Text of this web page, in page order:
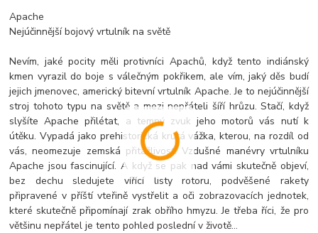
Apache
Nejúčinnější bojový vrtulník na světě
Nevím, jaké pocity měli protivníci Apachů, když tento indiánský
kmen vyrazil do boje s válečným pokřikem, ale vím, jaký děs budí
jejich jmenovec, americký bitevní vrtulník Apache. Je to nejúčinnější
stroj tohoto typu na světě a mezi nepřáteli šíří hrůzu. Stačí, když
slyšíte Apache přilétat, a temný zvuk jeho motorů vás nutí k
útěku. Vypadá jako prehistorická krutá vážka, kterou, na rozdíl od
vás, neomezuje zemská přitažlivost. Vzdušné manévry vrtulníku
Apache jsou fascinující. A když se pak nad vámi skutečně objeví,
bez dechu sledujete vířící listy rotoru, podvěšené rakety
připravené v příští vteřině vystřelit a oči zobrazovacích jednotek,
které skutečně připomínají zrak obřího hmyzu. Je třeba říci, že pro
většinu nepřátel je tento pohled poslední v životě…